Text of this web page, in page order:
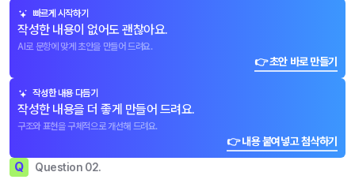
빠르게 시작하기
작성한 내용이 없어도 괜찮아요.
AI로 문항에 맞게 초안을 만들어 드려요.
👉 초안 바로 만들기
작성한 내용 다듬기
작성한 내용을 더 좋게 만들어 드려요.
구조와 표현을 구체적으로 개선해 드려요.
👉 내용 붙여넣고 첨삭하기
Q Question 02.